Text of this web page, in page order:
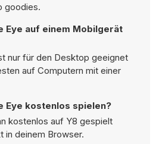
goodies.
Eye auf einem Mobilgerät
nur für den Desktop geeignet
auf Computern mit einer
Eye kostenlos spielen?
kostenlos auf Y8 gespielt
in deinem Browser.